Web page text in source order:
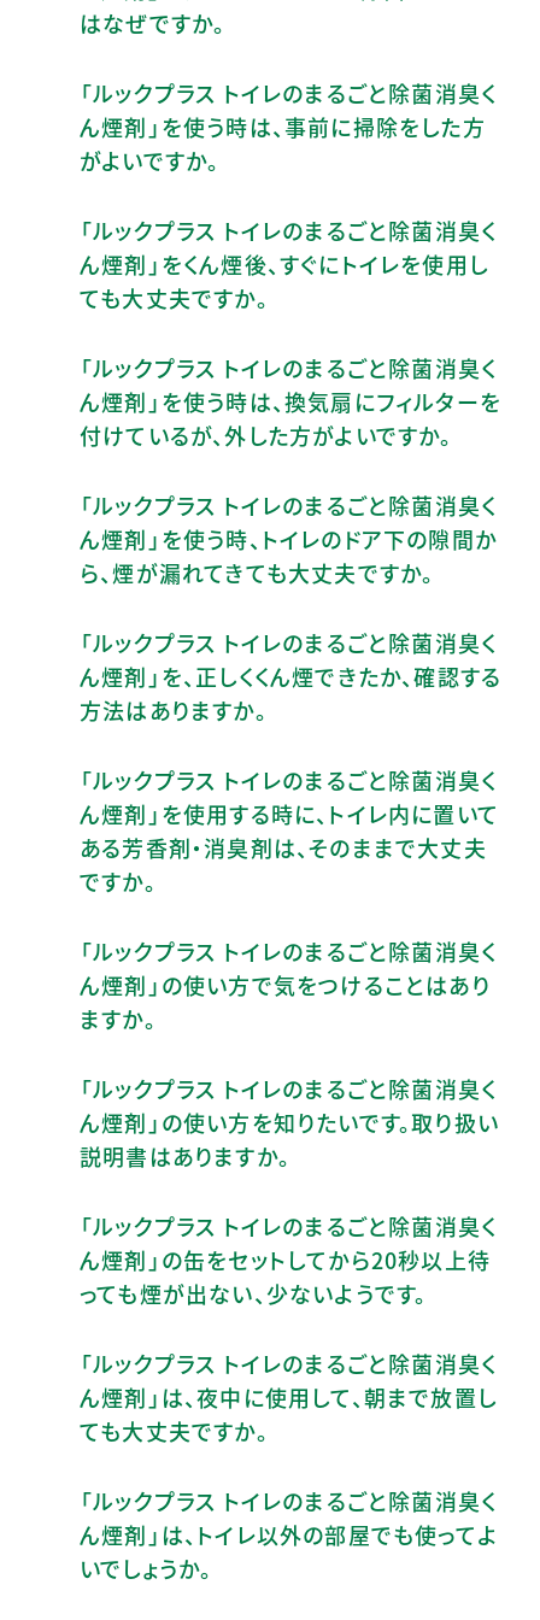
はなぜですか。
「ルックプラス トイレのまるごと除菌消臭く
ん煙剤」を使う時は、事前に掃除をした方
がよいですか。
「ルックプラス トイレのまるごと除菌消臭く
ん煙剤」をくん煙後、すぐにトイレを使用し
ても大丈夫ですか。
「ルックプラス トイレのまるごと除菌消臭く
ん煙剤」を使う時は、換気扇にフィルターを
付けているが、外した方がよいですか。
「ルックプラス トイレのまるごと除菌消臭く
ん煙剤」を使う時、トイレのドア下の隙間か
ら、煙が漏れてきても大丈夫ですか。
「ルックプラス トイレのまるごと除菌消臭く
ん煙剤」を、正しくくん煙できたか、確認する
方法はありますか。
「ルックプラス トイレのまるごと除菌消臭く
ん煙剤」を使用する時に、トイレ内に置いて
ある芳香剤・消臭剤は、そのままで大丈夫
ですか。
「ルックプラス トイレのまるごと除菌消臭く
ん煙剤」の使い方で気をつけることはあり
ますか。
「ルックプラス トイレのまるごと除菌消臭く
ん煙剤」の使い方を知りたいです。取り扱い
説明書はありますか。
「ルックプラス トイレのまるごと除菌消臭く
ん煙剤」の缶をセットしてから20秒以上待
っても煙が出ない、少ないようです。
「ルックプラス トイレのまるごと除菌消臭く
ん煙剤」は、夜中に使用して、朝まで放置し
ても大丈夫ですか。
「ルックプラス トイレのまるごと除菌消臭く
ん煙剤」は、トイレ以外の部屋でも使ってよ
いでしょうか。